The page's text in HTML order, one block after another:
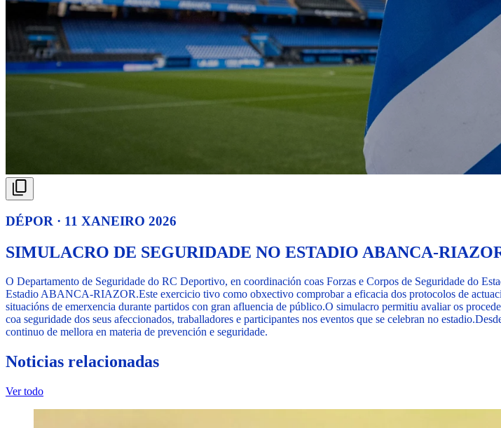
DÉPOR · 11 XANEIRO 2026
SIMULACRO DE SEGURIDADE NO ESTADIO ABANCA-
O Departamento de Seguridade do RC Deportivo, en coordinación coas Forzas e Corpos de Seguridade do
Estadio ABANCA-RIAZOR.Este exercicio tivo como obxectivo comprobar a eficacia dos protocolos de
situacións de emerxencia durante partidos con gran afluencia de público.O simulacro permitiu avaliar os
coa seguridade dos seus afeccionados, traballadores e participantes nos eventos que se celebran no estadio.
continuo de mellora en materia de prevención e seguridade.
Noticias relacionadas
Ver todo